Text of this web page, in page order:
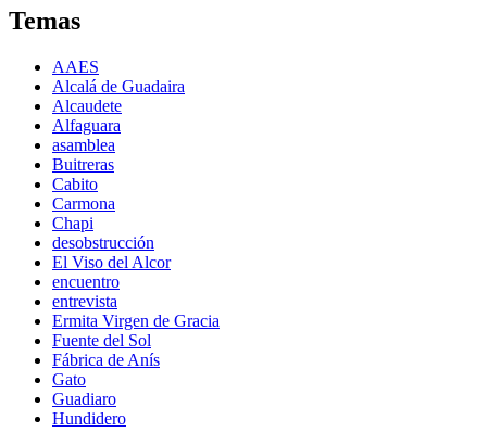
Temas
AAES
Alcalá de Guadaira
Alcaudete
Alfaguara
asamblea
Buitreras
Cabito
Carmona
Chapi
desobstrucción
El Viso del Alcor
encuentro
entrevista
Ermita Virgen de Gracia
Fuente del Sol
Fábrica de Anís
Gato
Guadiaro
Hundidero